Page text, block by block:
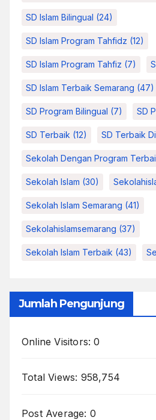
SD Islam Bilingual (24)
SD Islam Program Tahfidz (12)
SD Islam Program Tahfiz (7)
SD Islam Terbaik Semarang (47)
SD Program Bilingual (7) SD
SD Terbaik (12) SD Terbaik
Sekolah Dengan Program
Sekolah Islam (30)
Sekolah Islam Semarang (41)
Sekolahislamsemarang (37)
Sekolah Islam Terbaik (43)
Jumlah Pengunjung
Online Visitors:0
Total Views: 958,754
Post Average: 0